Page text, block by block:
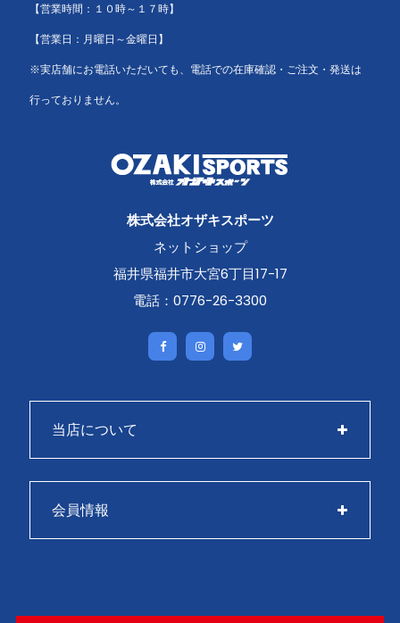
【営業時間：１０時～１７時】
【営業日：月曜日～金曜日】
※実店舗にお電話いただいても、電話での在庫確認・ご注文・発送は
行っておりません。
株式会社オザキスポーツ
ネットショップ
福井県福井市大宮6丁目17-17
電話：0776-26-3300
当店について
会員情報